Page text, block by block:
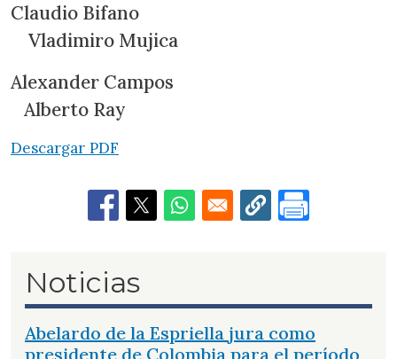
Claudio Bifano
Vladimiro Mujica
Alexander Campos
Alberto Ray
Descargar PDF
Noticias
Abelardo de la Espriella jura como
presidente de Colombia para el período